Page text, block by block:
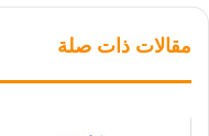
مقالات ذات صلة